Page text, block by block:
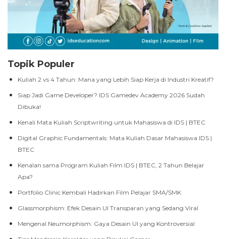
Topik Populer
Kuliah 2 vs 4 Tahun: Mana yang Lebih Siap Kerja di Industri Kreatif?
Siap Jadi Game Developer? IDS Gamedev Academy 2026 Sudah
Dibuka!
Kenali Mata Kuliah Scriptwriting untuk Mahasiswa di IDS | BTEC
Digital Graphic Fundamentals: Mata Kuliah Dasar Mahasiswa IDS |
BTEC
Kenalan sama Program Kuliah Film IDS | BTEC, 2 Tahun Belajar
Apa?
Portfolio Clinic Kembali Hadirkan Film Pelajar SMA/SMK
Glassmorphism: Efek Desain UI Transparan yang Sedang Viral
Mengenal Neumorphism: Gaya Desain UI yang Kontroversial